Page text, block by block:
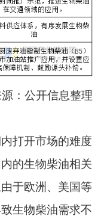
：公开信息整理
打开市场的难度
的生物柴油相关
于欧洲、美国等
生物柴油需求不